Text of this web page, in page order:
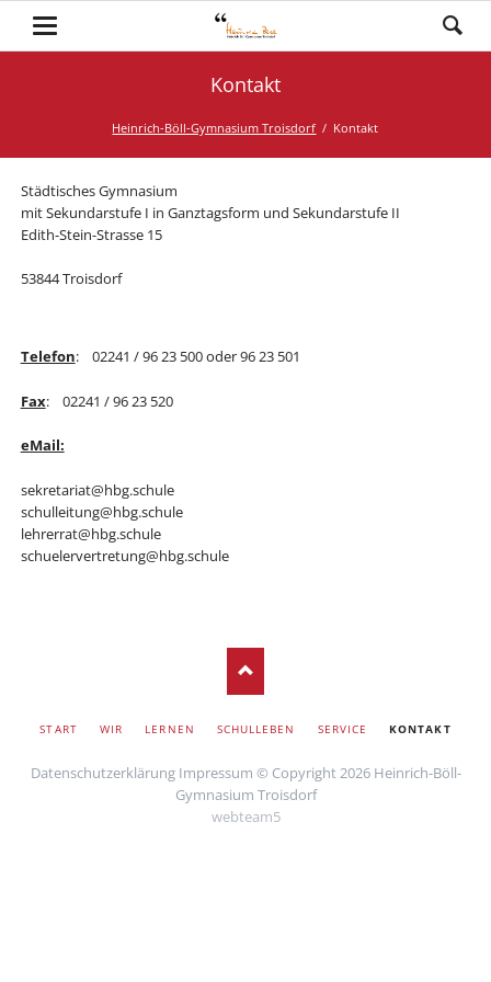
Kontakt
Heinrich-Böll-Gymnasium Troisdorf Kontakt
Städtisches Gymnasium
mit Sekundarstufe I in Ganztagsform und Sekundarstufe II
Edith-Stein-Strasse 15
53844 Troisdorf
Telefon: 02241 / 96 23 500 oder 96 23 501
Fax: 02241 / 96 23 520
eMail:
sekretariat@hbg.schule
schulleitung@hbg.schule
lehrerrat@hbg.schule
schuelervertretung@hbg.schule
START WIR LERNEN SCHULLEBEN SERVICE KONTAKT
Datenschutzerklärung Impressum © Copyright 2026 Heinrich-Böll-
Gymnasium Troisdorf
webteam5